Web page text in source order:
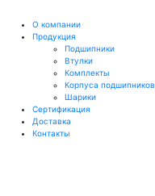
О компании
Продукция
Подшипники
Втулки
Комплекты
Корпуса подшипников
Шарики
Сертификация
Доставка
Контакты